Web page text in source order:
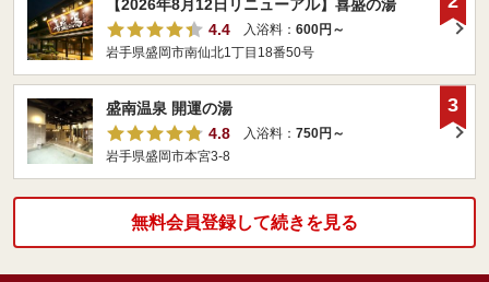
【2026年8月12日リニューアル】喜盛の湯
4.4
入浴料： 600円～
岩手県盛岡市南仙北1丁目18番50号
盛南温泉 開運の湯
4.8
入浴料： 750円～
岩手県盛岡市本宮3-8
3
無料会員登録して続きを見る